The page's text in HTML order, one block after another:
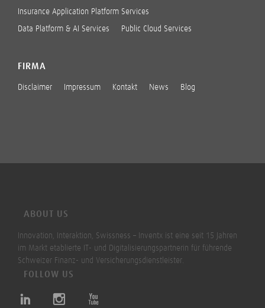
Insurance Application Platform Services
Data Platform & AI Services Public Cloud Services
FIRMA
Disclaimer Impressum Kontakt News Blog
ABOUT US
Innovation, Interaktion, Swissness – Inventx ist eine seit 15 Jahren
im Markt etablierte IT- und Digitalisierungspartnerin für führende
Schweizer Finanz- und Versicherungsdienstleister.
FOLLOW US